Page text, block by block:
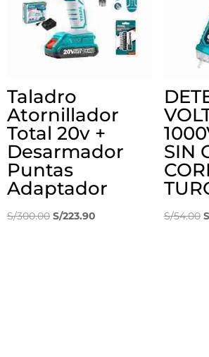
Taladro
Atornillador
Total 20v +
Desarmador
Puntas
Adaptador
S/300.00 El
S/223.90
SIN
S/54.00